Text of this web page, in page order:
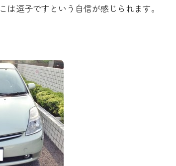
は逗子ですという自信が感じられます。